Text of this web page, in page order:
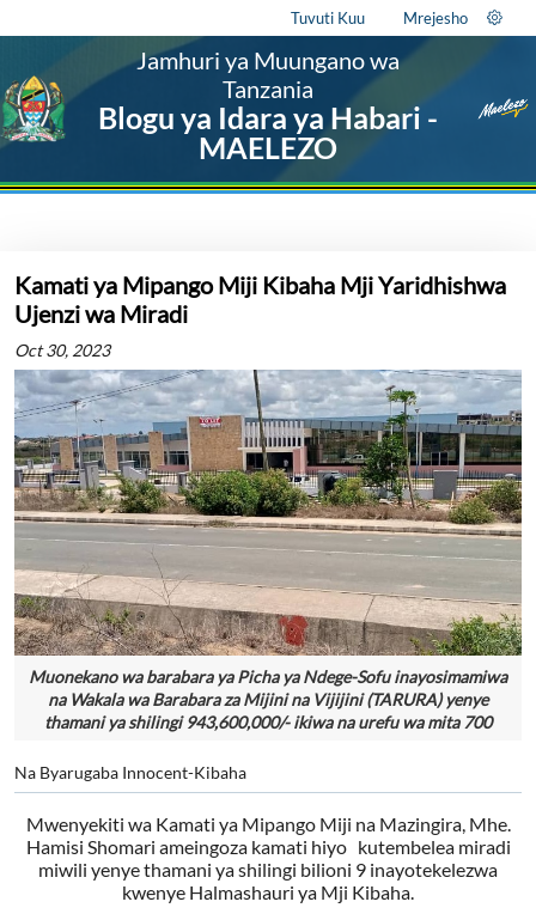
Tuvuti Kuu Mrejesho
Jamhuri ya Muungano wa
Tanzania
Blogu ya Idara ya Habari -
MAELEZO
Kamati ya Mipango Miji Kibaha Mji Yaridhishwa
Ujenzi wa Miradi
Oct 30, 2023
Muonekano wa barabara ya Picha ya Ndege-Sofu inayosimamiwa
na Wakala wa Barabara za Mijini na Vijijini (TARURA) yenye
thamani ya shilingi 943,600,000/- ikiwa na urefu wa mita 700
Na Byarugaba Innocent-Kibaha
Mwenyekiti wa Kamati ya Mipango Miji na Mazingira, Mhe.
Hamisi Shomari ameingoza kamati hiyo kutembelea miradi
miwili yenye thamani ya shilingi bilioni 9 inayotekelezwa
kwenye Halmashauri ya Mji Kibaha.